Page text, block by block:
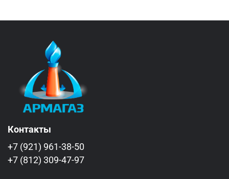
Контакты
+7 (921) 961-38-50
+7 (812) 309-47-97